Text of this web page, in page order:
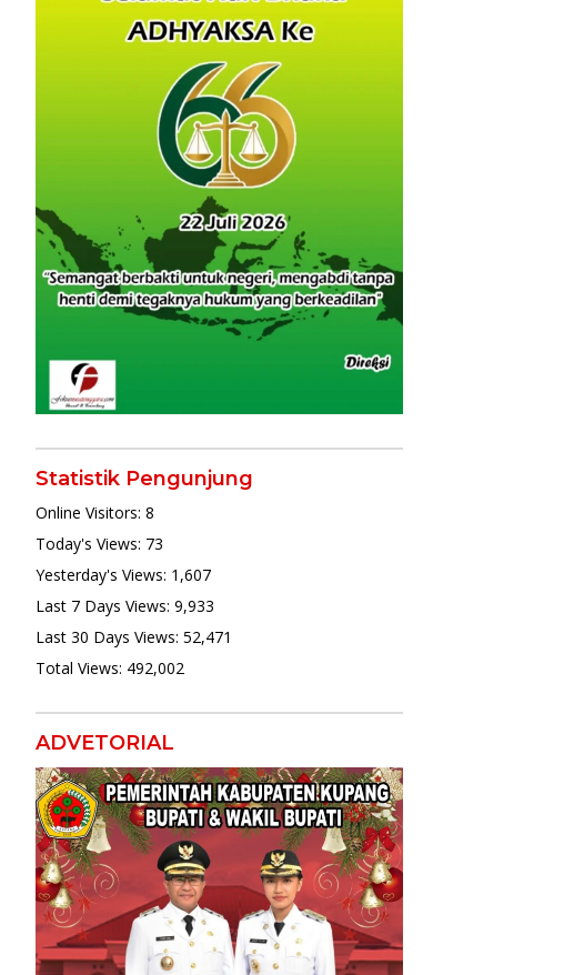
Statistik Pengunjung
Online Visitors: 8
Today's Views: 73
Yesterday's Views: 1,607
Last 7 Days Views: 9,933
Last 30 Days Views: 52,471
Total Views: 492,002
ADVETORIAL